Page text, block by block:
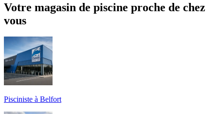
Votre magasin de piscine proche de chez
vous
Pisciniste à Belfort